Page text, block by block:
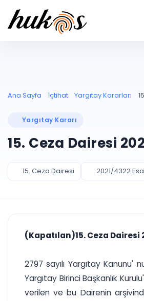
Ana Sayfa İçtihat Yargıtay Kararları
Yargıtay Kararı
15. Ceza Dairesi
15. Ceza Dairesi 2021/4322
(Kapatılan)15. Ceza Dairesi
2797 sayılı Yargıtay Kanunu'
Yargıtay Birinci Başkanlık
verilen ve bu Dairenin